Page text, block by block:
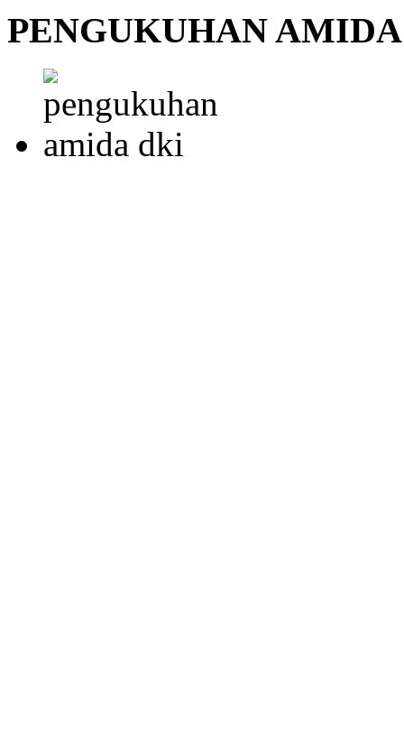
PENGUKUHAN